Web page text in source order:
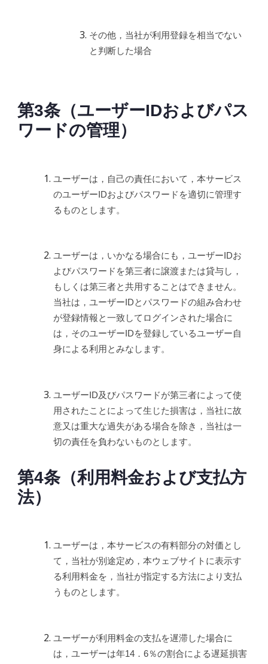
その他，当社が利用登録を相当でない
と判断した場合
第3条（ユーザーIDおよびパス
ワードの管理）
ユーザーは，自己の責任において，本サービス
のユーザーIDおよびパスワードを適切に管理す
るものとします。
ユーザーは，いかなる場合にも，ユーザーIDお
よびパスワードを第三者に譲渡または貸与し，
もしくは第三者と共用することはできません。
当社は，ユーザーIDとパスワードの組み合わせ
が登録情報と一致してログインされた場合に
は，そのユーザーIDを登録しているユーザー自
身による利用とみなします。
ユーザーID及びパスワードが第三者によって使
用されたことによって生じた損害は，当社に故
意又は重大な過失がある場合を除き，当社は一
切の責任を負わないものとします。
第4条（利用料金および支払方
法）
ユーザーは，本サービスの有料部分の対価とし
て，当社が別途定め，本ウェブサイトに表示す
る利用料金を，当社が指定する方法により支払
うものとします。
ユーザーが利用料金の支払を遅滞した場合に
は，ユーザーは年14．6％の割合による遅延損害